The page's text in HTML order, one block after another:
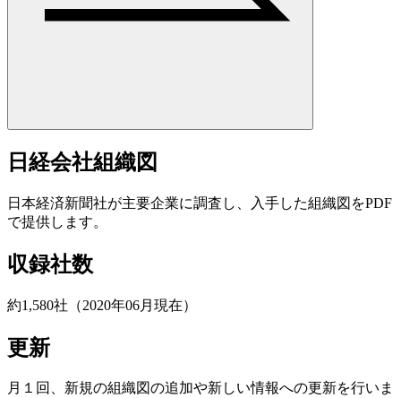
日経会社組織図
日本経済新聞社が主要企業に調査し、入手した組織図をPDF
で提供します。
収録社数
約1,580社（2020年06月現在）
更新
月１回、新規の組織図の追加や新しい情報への更新を行いま